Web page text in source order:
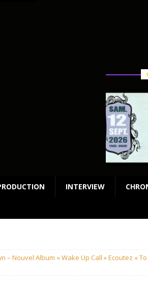
INTERVIEW
– Nouvel Album « Wake Up Call » Ecoutez «